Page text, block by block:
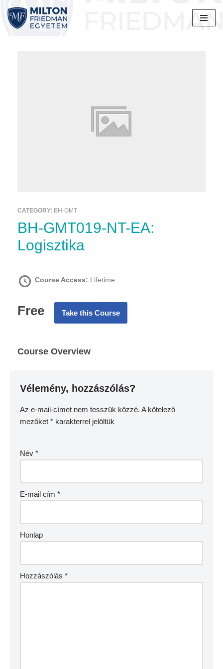
Skip
CATEGORY: BH-GMT
BH-GMT019-NT-EA:
Logisztika
Course Access: Lifetime
Free Take this Course
Course Overview
Vélemény, hozzászólás?
Az e-mail-címet nem tesszük közzé. A kötelező
mezőket * karakterrel jelöltük
Név *
E-mail cím *
Honlap
Hozzászólás *